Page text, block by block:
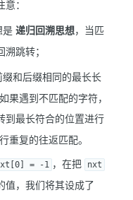
：
是 递归回溯思想，当匹
跳转；
和后缀相同的最长长
果遇到不匹配的字符，
到最长符合的位置进行
重复的往返匹配。
= -1 ，在把 nxt
值，我们将其设成了